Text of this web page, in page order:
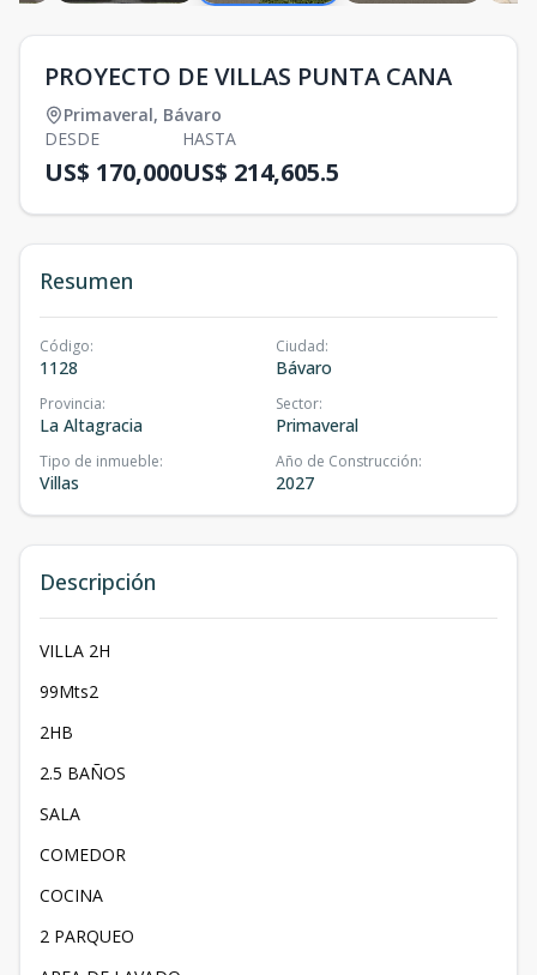
PROYECTO DE VILLAS PUNTA CANA
Primaveral, Bávaro
DESDE
US$ 170,000
HASTA
US$ 214,605.5
Resumen
Código:
1128
Ciudad:
Bávaro
Provincia:
La Altagracia
Sector:
Primaveral
Tipo de inmueble:
Villas
Año de Construcción:
2027
Descripción
VILLA 2H
99Mts2
2HB
2.5 BAÑOS
SALA
COMEDOR
COCINA
2 PARQUEO